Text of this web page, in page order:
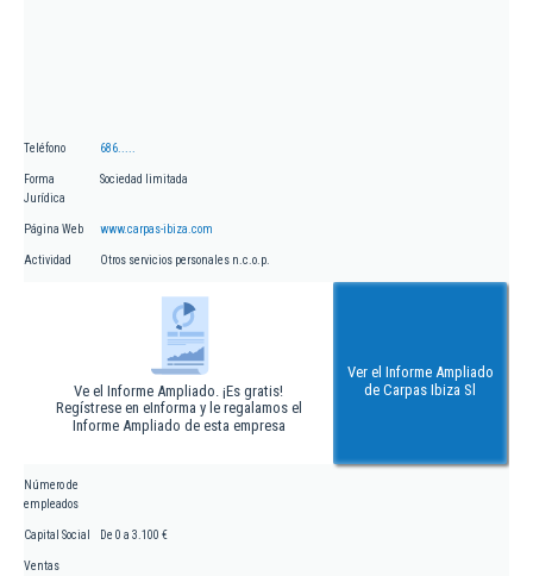
Teléfono 686.....
Forma
Jurídica
Sociedad limitada
Página Web www.carpas-ibiza.com
Actividad Otros servicios personales n.c.o.p.
Ve el Informe Ampliado. ¡Es gratis!
Regístrese en eInforma y le regalamos el
Informe Ampliado de esta empresa
Ver el Informe Ampliado
de Carpas Ibiza Sl
Número de
empleados
Capital Social De 0 a 3.100 €
Ventas